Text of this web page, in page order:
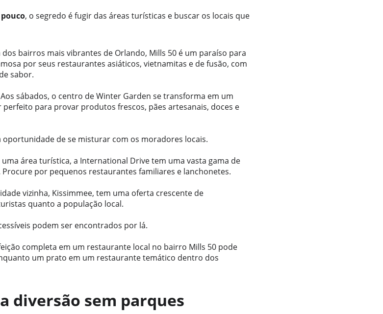
, o segredo é fugir das áreas turísticas e buscar os locais que
bairros mais vibrantes de Orlando, Mills 50 é um paraíso para
por seus restaurantes asiáticos, vietnamitas e de fusão, com
sabor.
Aos sábados, o centro de Winter Garden se transforma em um
para provar produtos frescos, pães artesanais, doces e
oportunidade de se misturar com os moradores locais.
uma área turística, a International Drive tem uma vasta gama de
por pequenos restaurantes familiares e lanchonetes.
vizinha, Kissimmee, tem uma oferta crescente de
quanto a população local.
podem ser encontrados por lá.
completa em um restaurante local no bairro Mills 50 pode
um prato em um restaurante temático dentro dos
diversão sem parques